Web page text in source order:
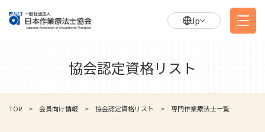
Jp
協会認定資格リスト
TOP 会員向け情報 協会認定資格リスト 専門作業療法士一覧